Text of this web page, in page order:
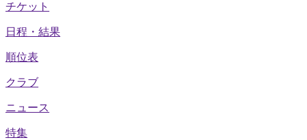
チケット
日程・結果
順位表
クラブ
ニュース
特集